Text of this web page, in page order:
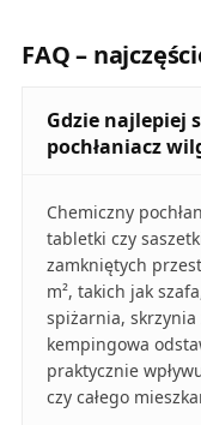
FAQ –
Gdzie najlepiej
pochłaniacz
Chemiczny
tabletki czy
zamkniętych
m², takich jak
spiżarnia,
kempingowa
praktycznie
czy całego